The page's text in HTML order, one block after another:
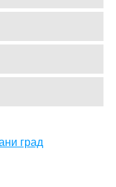
град